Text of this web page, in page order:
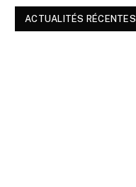
ACTUALITÉS RÉCENTES